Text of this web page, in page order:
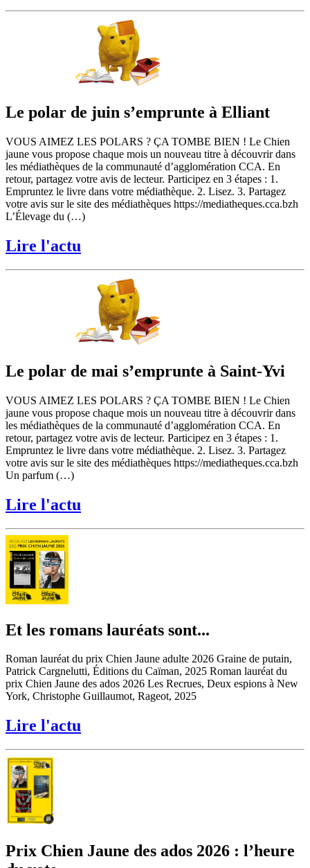
Le polar de juin s’emprunte à Elliant
VOUS AIMEZ LES POLARS ? ÇA TOMBE BIEN ! Le Chien
jaune vous propose chaque mois un nouveau titre à découvrir dans
les médiathèques de la communauté d’agglomération CCA. En
retour, partagez votre avis de lecteur. Participez en 3 étapes : 1.
Empruntez le livre dans votre médiathèque. 2. Lisez. 3. Partagez
votre avis sur le site des médiathèques https://mediatheques.cca.bzh
L’Élevage du (…)
Lire l'actu
Le polar de mai s’emprunte à Saint-Yvi
VOUS AIMEZ LES POLARS ? ÇA TOMBE BIEN ! Le Chien
jaune vous propose chaque mois un nouveau titre à découvrir dans
les médiathèques de la communauté d’agglomération CCA. En
retour, partagez votre avis de lecteur. Participez en 3 étapes : 1.
Empruntez le livre dans votre médiathèque. 2. Lisez. 3. Partagez
votre avis sur le site des médiathèques https://mediatheques.cca.bzh
Un parfum (…)
Lire l'actu
Et les romans lauréats sont...
Roman lauréat du prix Chien Jaune adulte 2026 Graine de putain,
Patrick Cargnelutti, Éditions du Caïman, 2025 Roman lauréat du
prix Chien Jaune des ados 2026 Les Recrues, Deux espions à New
York, Christophe Guillaumot, Rageot, 2025
Lire l'actu
Prix Chien Jaune des ados 2026 : l’heure